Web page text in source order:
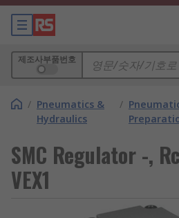
제조사부품번호
/ Pneumatics &
Hydraulics
/
SMC Regulator -,
VEX1